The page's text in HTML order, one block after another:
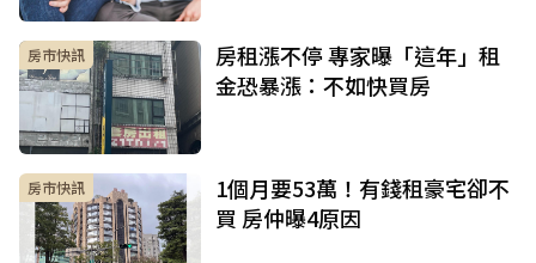
房市快訊
房租漲不停 專家曝「這年」租
金恐暴漲：不如快買房
房市快訊
1個月要53萬！有錢租豪宅卻不
買 房仲曝4原因